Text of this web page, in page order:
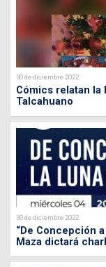
30 de diciembre 2022
Cómics relatan
Talcahuano
30 de diciembre 2022
“De Concepción
Maza dictará